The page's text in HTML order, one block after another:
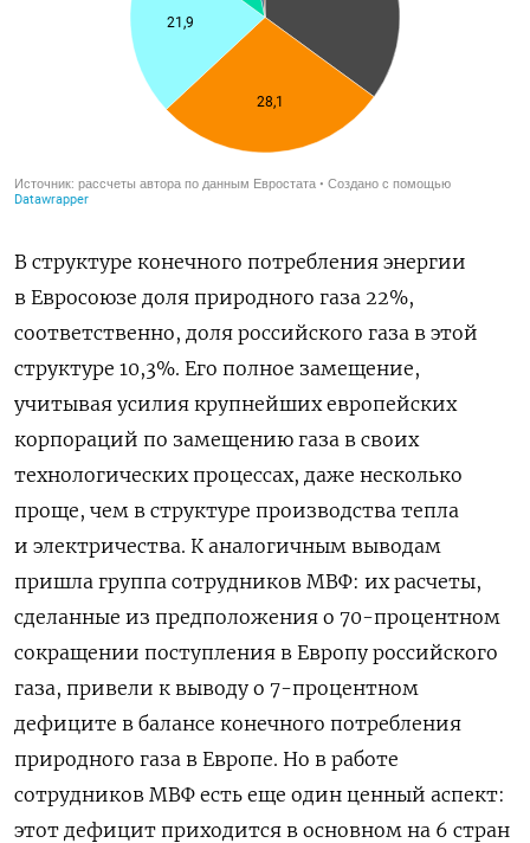
В структуре конечного потребления энергии
в Евросоюзе доля природного газа 22%,
соответственно, доля российского газа в этой
структуре 10,3%. Его полное замещение,
учитывая усилия крупнейших европейских
корпораций по замещению газа в своих
технологических процессах, даже несколько
проще, чем в структуре производства тепла
и электричества. К аналогичным выводам
пришла группа сотрудников МВФ: их расчеты,
сделанные из предположения о 70-процентном
сокращении поступления в Европу российского
газа, привели к выводу о 7-процентном
дефиците в балансе конечного потребления
природного газа в Европе. Но в работе
сотрудников МВФ есть еще один ценный аспект:
этот дефицит приходится в основном на 6 стран